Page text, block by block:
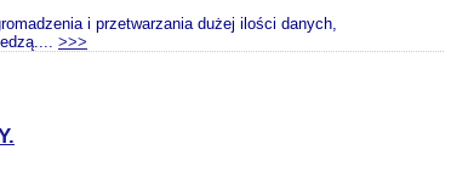
i przetwarzania dużej ilości danych,
>>>